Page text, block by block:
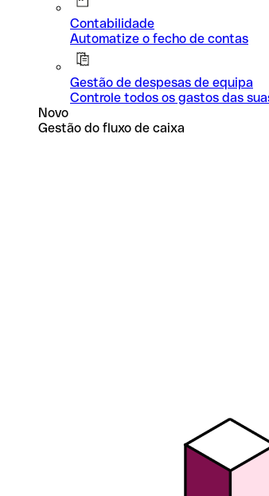
Contabilidade
Automatize o fecho de contas
Gestão de despesas de equipa
Controle todos os gastos das
Novo
Gestão do fluxo de caixa